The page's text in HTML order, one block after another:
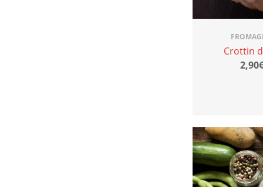
Crottin